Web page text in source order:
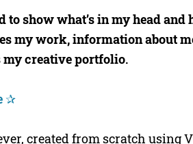
to show what’s in my head
my work, information about
my creative portfolio.
✰
created from scratch using